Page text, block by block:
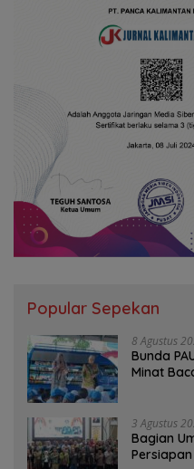
Popular Sepekan
8 Agustus
Bunda
Minat
3 Agustus
Bagian